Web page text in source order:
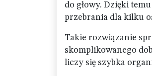
do głowy. Dzięki
przebrania dla kilku
Takie rozwiązanie
skomplikowanego
liczy się szybka